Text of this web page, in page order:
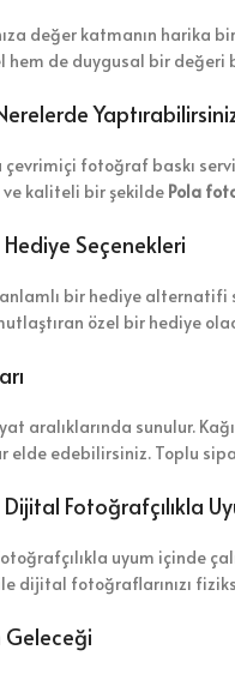
değer katmanın harika
hem de duygusal bir
çevrimiçi fotoğraf baskı
ve kaliteli bir şekilde Pola
Seçenekleri
bir hediye alternatifi
özel bir hediye
aralıklarında sunulur.
edebilirsiniz. Toplu
Fotoğrafçılıkla
uyum içinde
dijital fotoğraflarınızı
Geleceği